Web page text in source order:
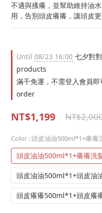
不適與搔癢，並幫助維持油
用，告別頭皮癢癢，讓頭皮
Until 08/23 16:00 七夕對
products
滿千免運，不需登入會員
order
NT$1,199
Color : 頭皮油油500ml*1+癢癢
頭皮油油500ml*1+癢癢洗
頭皮油油500ml*1+頭皮油
頭皮癢癢500ml*1+頭皮癢